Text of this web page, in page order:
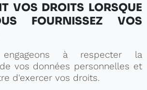
VOS DROITS LORSQUE
FOURNISSEZ VOS
à respecter la
vos données personnelles et
d'exercer vos droits.